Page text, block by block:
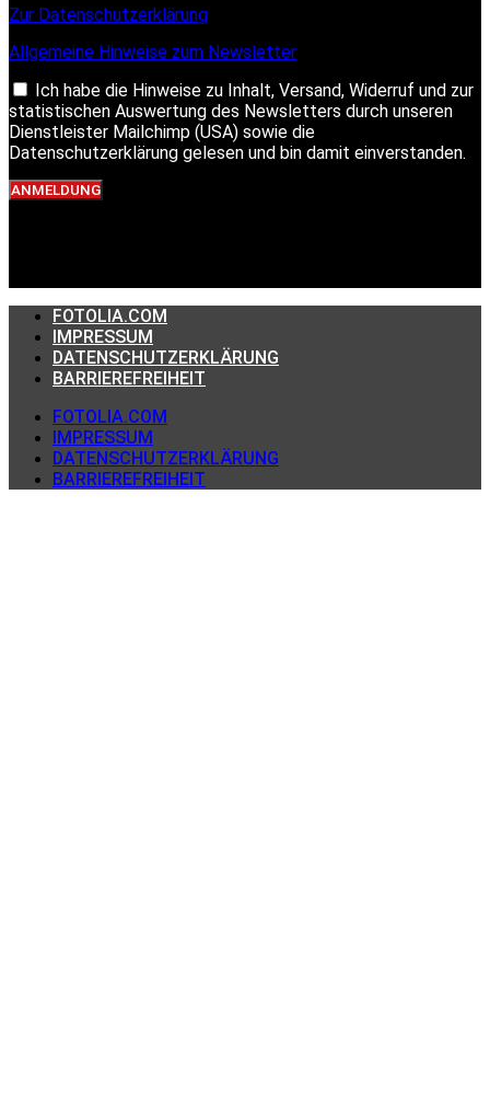
Zur Datenschutzerklärung
Allgemeine Hinweise zum Newsletter
Ich habe die Hinweise zu Inhalt, Versand, Widerruf und zur
statistischen Auswertung des Newsletters durch unseren
Dienstleister Mailchimp (USA) sowie die
Datenschutzerklärung gelesen und bin damit einverstanden.
ANMELDUNG
FOTOLIA.COM
IMPRESSUM
DATENSCHUTZERKLÄRUNG
BARRIEREFREIHEIT
FOTOLIA.COM
IMPRESSUM
DATENSCHUTZERKLÄRUNG
BARRIEREFREIHEIT